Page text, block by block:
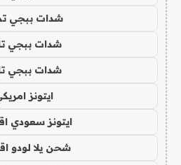
شدات ببجي
شدات ببجي
شدات ببجي
ايتونز
ايتونز سعودي
شحن يلا لودو